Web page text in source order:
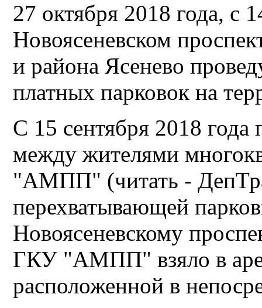
27 октября 2018 года, с
Новоясеневском
и района Ясенево
платных парковок на
С 15 сентября 2018 года
между жителями
"АМПП" (читать -
перехватывающей
Новоясеневскому
ГКУ "АМПП" взяло в
расположенной в